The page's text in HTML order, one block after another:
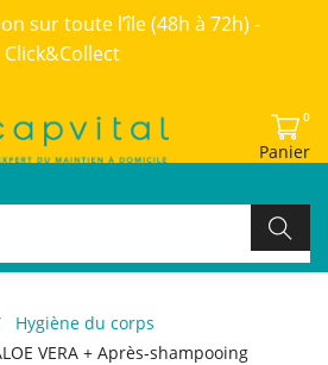
sur toute l’île (48h à 72h) -
Click&Collect
0
Panier
Hygiène du corps
VERA + Après-shampooing